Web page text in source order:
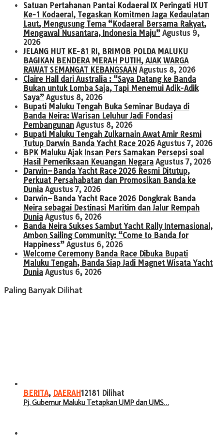
Satuan Pertahanan Pantai Kodaeral IX Peringati HUT
Ke-1 Kodaeral, Tegaskan Komitmen Jaga Kedaulatan
Laut, Mengusung Tema “Kodaeral Bersama Rakyat,
Mengawal Nusantara, Indonesia Maju” Agustus 9,
2026
JELANG HUT KE-81 RI, BRIMOB POLDA MALUKU
BAGIKAN BENDERA MERAH PUTIH, AJAK WARGA
RAWAT SEMANGAT KEBANGSAAN Agustus 8, 2026
Claire Hall dari Australia : “Saya Datang ke Banda
Bukan untuk Lomba Saja, Tapi Menemui Adik-Adik
Saya” Agustus 8, 2026
Bupati Maluku Tengah Buka Seminar Budaya di
Banda Neira: Warisan Leluhur Jadi Fondasi
Pembangunan Agustus 8, 2026
Bupati Maluku Tengah Zulkarnain Awat Amir Resmi
Tutup Darwin Banda Yacht Race 2026 Agustus 7, 2026
BPK Maluku Ajak Insan Pers Samakan Persepsi soal
Hasil Pemeriksaan Keuangan Negara Agustus 7, 2026
Darwin–Banda Yacht Race 2026 Resmi Ditutup,
Perkuat Persahabatan dan Promosikan Banda ke
Dunia Agustus 7, 2026
Darwin–Banda Yacht Race 2026 Dongkrak Banda
Neira sebagai Destinasi Maritim dan Jalur Rempah
Dunia Agustus 6, 2026
Banda Neira Sukses Sambut Yacht Rally Internasional,
Ambon Sailing Community: “Come to Banda for
Happiness” Agustus 6, 2026
Welcome Ceremony Banda Race Dibuka Bupati
Maluku Tengah, Banda Siap Jadi Magnet Wisata Yacht
Dunia Agustus 6, 2026
Paling Banyak Dilihat
BERITA, DAERAH12181 Dilihat
Pj. Gubernur Maluku Tetapkan UMP dan UMS…